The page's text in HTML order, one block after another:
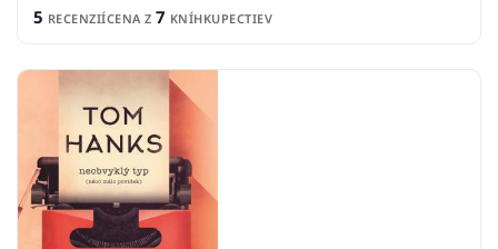
5 RECENZIÍCENA Z 7 KNÍHKUPECTIEV